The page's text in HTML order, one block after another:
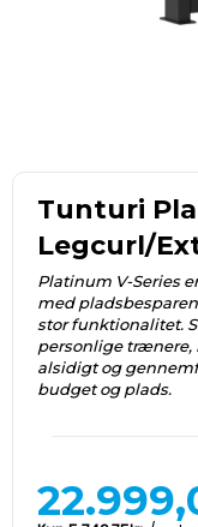
Tunturi
Legcurl/
Platinum V-Series
med
stor funktionalitet.
personlige trænere,
alsidigt og
budget og plads.